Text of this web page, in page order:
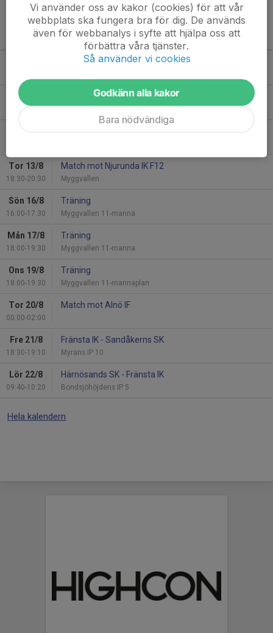
Kommande aktiviteter
Träning
Sön 9/8
Tor 13/8
18:30-20:30
Match mot Njurunda IK F12
Myggvallen
Sön 16/8
16:00-17:30
Träning
Myggvallen 11-manna
Mån 17/8
18:00-19:30
Träning
Myggvallen 11-manna
Ons 19/8
18:00-19:30
Träning
Myggvallen 11-mannaplan
Tor 20/8
00:00-02:00
Match mot Alnö IF
Fre 21/8
18:30-19:10
Fränsta IK - Sandåkerns SK
Myrans IP 10
Lör 22/8
09:40-10:20
Härnösands SK - Fränsta IK
Bondsjöhöjdens IP 5
Hela kalendern
Vi använder oss av kakor (cookies) för att vår
webbplats ska fungera bra för dig. De används
även för webbanalys i syfte att hjälpa oss att
förbättra våra tjänster.
Så använder vi cookies
Godkänn alla kakor
Bara nödvändiga